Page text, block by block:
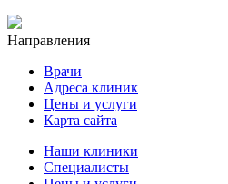
Направления
Врачи
Адреса клиник
Цены и услуги
Карта сайта
Наши клиники
Специалисты